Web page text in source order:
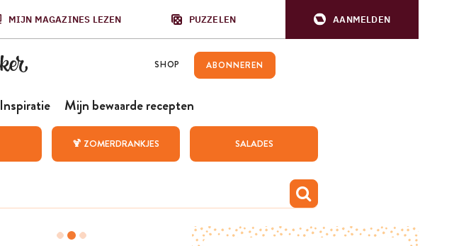
MIJN MAGAZINES LEZEN PUZZELEN AANMELDEN
SHOP ABONNEREN
Inspiratie Mijn bewaarde recepten
🍹 ZOMERDRANKJES SALADES